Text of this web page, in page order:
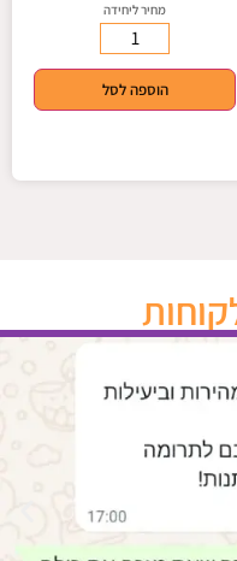
מחיר ליחידה
הוספה לסל